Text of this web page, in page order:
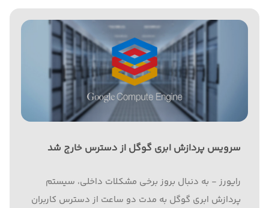
سرویس پردازش ابری گوگل از دسترس خارج شد
رایورز - به دنبال بروز برخی مشکلات داخلی، سیستم
پردازش ابری گوگل به مدت دو ساعت از دسترس کاربران